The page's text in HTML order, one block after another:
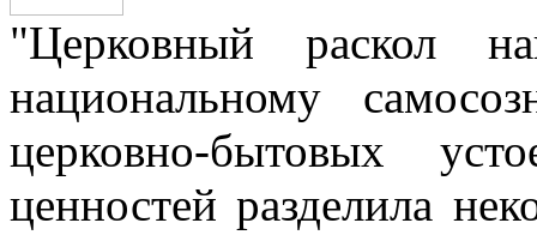
"Церковный раскол
национальному
церковно-бытовых
ценностей разделила